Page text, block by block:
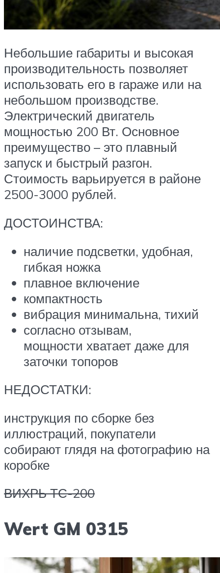
Небольшие габариты и высокая
производительность позволяет
использовать его в гараже или на
небольшом производстве.
Электрический двигатель
мощностью 200 Вт. Основное
преимущество – это плавный
запуск и быстрый разгон.
Стоимость варьируется в районе
2500-3000 рублей.
ДОСТОИНСТВА:
наличие подсветки, удобная,
гибкая ножка
плавное включение
компактность
вибрация минимальна, тихий
согласно отзывам,
мощности хватает даже для
заточки топоров
НЕДОСТАТКИ:
инструкция по сборке без
иллюстраций, покупатели
собирают глядя на фотографию на
коробке
ВИХРЬ ТС-200
Wert GM 0315